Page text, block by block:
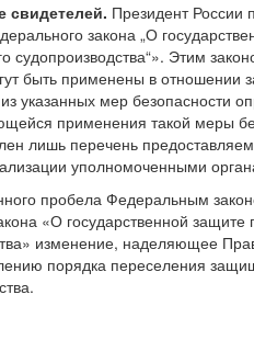
свидетелей. Президент России
закона „О
судопроизводства“». Этим
быть применены в
указанных мер безопасности
применения такой меры
лишь перечень
уполномоченными
пробела Федеральным
«О государственной
изменение, наделяющее
порядка переселения